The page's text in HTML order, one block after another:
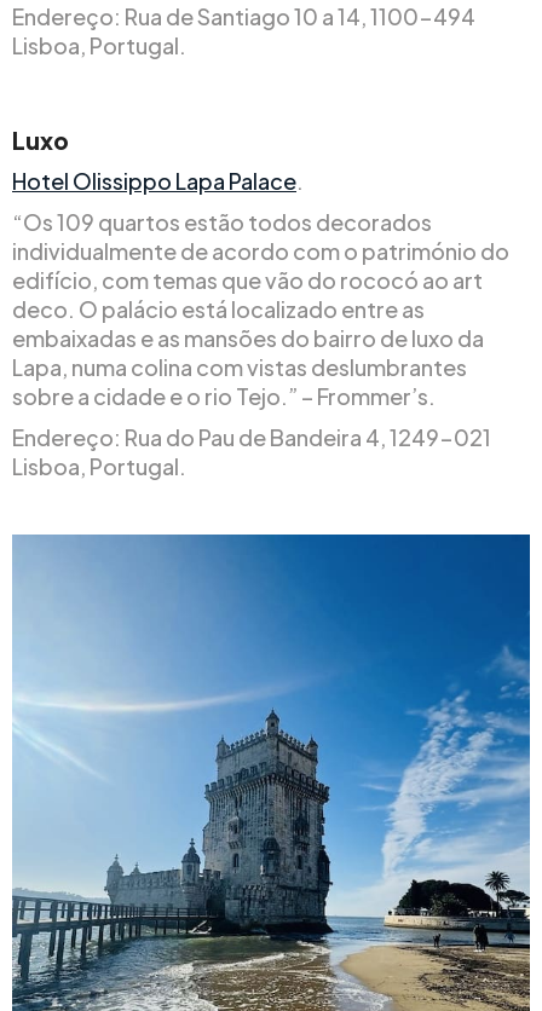
Endereço: Rua de Santiago 10 a 14, 1100-494
Lisboa, Portugal.
Luxo
Hotel Olissippo Lapa Palace.
“Os 109 quartos estão todos decorados
individualmente de acordo com o património do
edifício, com temas que vão do rococó ao art
deco. O palácio está localizado entre as
embaixadas e as mansões do bairro de luxo da
Lapa, numa colina com vistas deslumbrantes
sobre a cidade e o rio Tejo.” – Frommer’s.
Endereço: Rua do Pau de Bandeira 4, 1249-021
Lisboa, Portugal.